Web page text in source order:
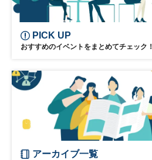
PICK UP
おすすめのイベントをまとめてチェック！
アーカイブ一覧